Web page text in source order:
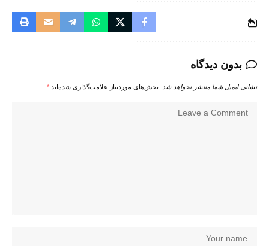
بدون دیدگاه
نشانی ایمیل شما منتشر نخواهد شد. بخش‌های موردنیاز علامت‌گذاری شده‌اند *